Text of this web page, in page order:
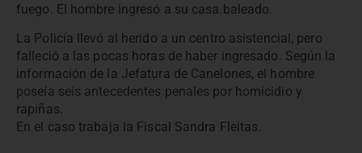
fuego. El hombre ingresó a su casa baleado.
La Policía llevó al herido a un centro asistencial, pero
falleció a las pocas horas de haber ingresado. Según la
información de la Jefatura de Canelones, el hombre
poseía seis antecedentes penales por homicidio y
rapiñas.
En el caso trabaja la Fiscal Sandra Fleitas.